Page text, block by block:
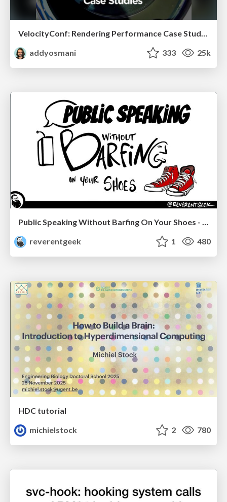
addyosmani
333 25k
Public Speaking Without Barfing On Your Shoes - THAT 2023
reverentgeek
1 480
HDC tutorial
michielstock
2 780